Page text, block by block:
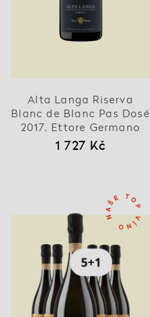
Alta Langa Riserva
Blanc de Blanc Pas Dosé
2017, Ettore Germano
1 727 Kč